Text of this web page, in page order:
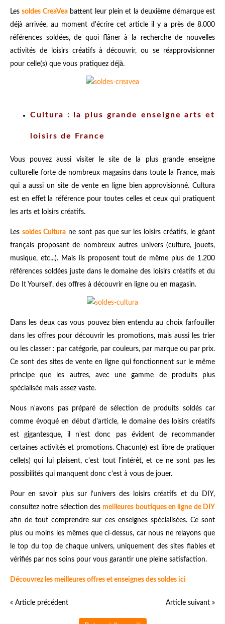
Lessoldes CreaVeabattent leur plein et la deuxième démarque est
déjà arrivée, au moment d'écrire cet article il y a près de 8.000
références soldées, de quoi flâner à la recherche de nouvelles
activités de loisirs créatifs à découvrir, ou se réapprovisionner
pour celle(s) que vous pratiquez déjà.
Cultura : la plus grande enseigne arts et
loisirs de France
Vous pouvez aussi visiter le site de la plus grande enseigne
culturelle forte de nombreux magasins dans toute la France, mais
qui a aussi un site de vente en ligne bien approvisionné. Cultura
est en effet la référence pour toutes celles et ceux qui pratiquent
les arts et loisirs créatifs.
Les soldes Culturane sont pas que sur les loisirs créatifs, le géant
français proposant de nombreux autres univers (culture, jouets,
musique, etc...). Mais ils proposent tout de même plus de 1.200
références soldées juste dans le domaine des loisirs créatifs et du
Do It Yourself, des offres à découvrir en ligne ou en magasin.
Dans les deux cas vous pouvez bien entendu au choix farfouiller
dans les offres pour découvrir les promotions, mais aussi les trier
ou les classer : par catégorie, par couleurs, par marque ou par prix.
Ce sont des sites de vente en ligne qui fonctionnent sur le même
principe que les autres, avec une gamme de produits plus
spécialisée mais assez vaste.
Nous n'avons pas préparé de sélection de produits soldés car
comme évoqué en début d'article, le domaine des loisirs créatifs
est gigantesque, il n'est donc pas évident de recommander
certaines activités et promotions. Chacun(e) est libre de pratiquer
celle(s) qui lui plaisent, c'est tout l'intérêt, et ce ne sont pas les
possibilités qui manquent donc c'est à vous de jouer.
Pour en savoir plus sur l'univers des loisirs créatifs et du DIY,
consultez notre sélection desmeilleures boutiques en ligne de DIY
afin de tout comprendre sur ces enseignes spécialisées. Ce sont
plus ou moins les mêmes que ci-dessus, car nous ne relayons que
le top du top de chaque univers, uniquement des sites fiables et
vérifiés par nos soins pour vous garantir une pleine satisfaction.
Découvrez les meilleures offres et enseignes des soldes ici
« Article précédent Article suivant »